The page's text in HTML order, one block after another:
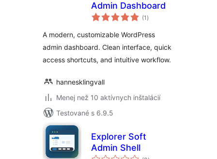
Admin Dashboard
(1 celkové
hodnotenie
)
A modern, customizable WordPress
admin dashboard. Clean interface, quick
access shortcuts, and intuitive workflow.
hannesklingvall
Menej než 10 aktívnych inštalácií
Testované s 6.9.5
Explorer Soft
Admin Shell
celkové